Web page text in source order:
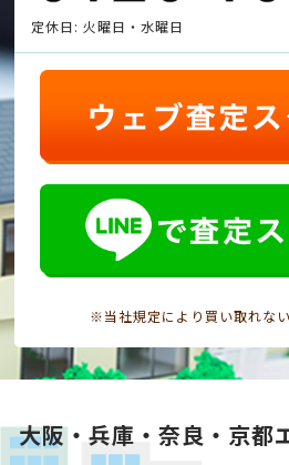
定休日: 火曜日・水曜日
※当社規定により買い取れな
大阪・兵庫・奈良・京都